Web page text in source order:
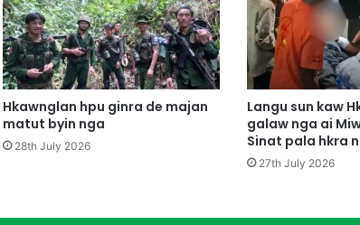
y
e
n
D
a
Hkawnglan hpu ginra de majan
matut byin nga
28th July 2026
Langu sun kaw
galaw nga ai
Sinat pala hkra
27th July 2026